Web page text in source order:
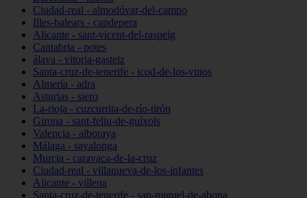
Ciudad-real - almodóvar-del-campo
Illes-balears - capdepera
Alicante - sant-vicent-del-raspeig
Cantabria - potes
álava - vitoria-gasteiz
Santa-cruz-de-tenerife - icod-de-los-vinos
Almería - adra
Asturias - siero
La-rioja - cuzcurrita-de-río-tirón
Girona - sant-feliu-de-guíxols
Valencia - alboraya
Málaga - sayalonga
Murcia - caravaca-de-la-cruz
Ciudad-real - villanueva-de-los-infantes
Alicante - villena
Santa-cruz-de-tenerife - san-miguel-de-abona